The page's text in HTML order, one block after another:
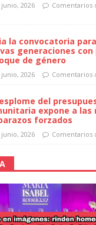
junio, 2026 Comentarios
la convocatoria
generaciones
de género
junio, 2026 Comentarios
del
expone a las
forzados
junio, 2026 Comentarios